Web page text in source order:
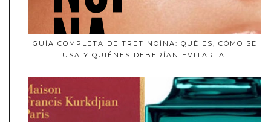
GUÍA COMPLETA DE TRETINOÍNA: QUÉ ES, CÓMO SE
USA Y QUIÉNES DEBERÍAN EVITARLA.